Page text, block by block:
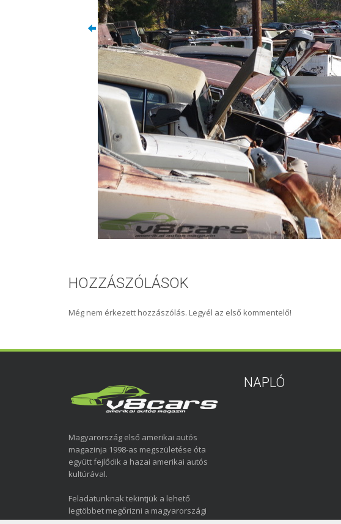
HOZZÁSZÓLÁSOK
Még nem érkezett hozzászólás. Legyél az első kommentelő!
Magyarország első amerikai autós
magazinja 1998-as megszületése óta
együtt fejlődik a hazai amerikai autós
kultúrával.
Feladatunknak tekintjük a lehető
legtöbbet megőrizni a magyarországi
NAPLÓ